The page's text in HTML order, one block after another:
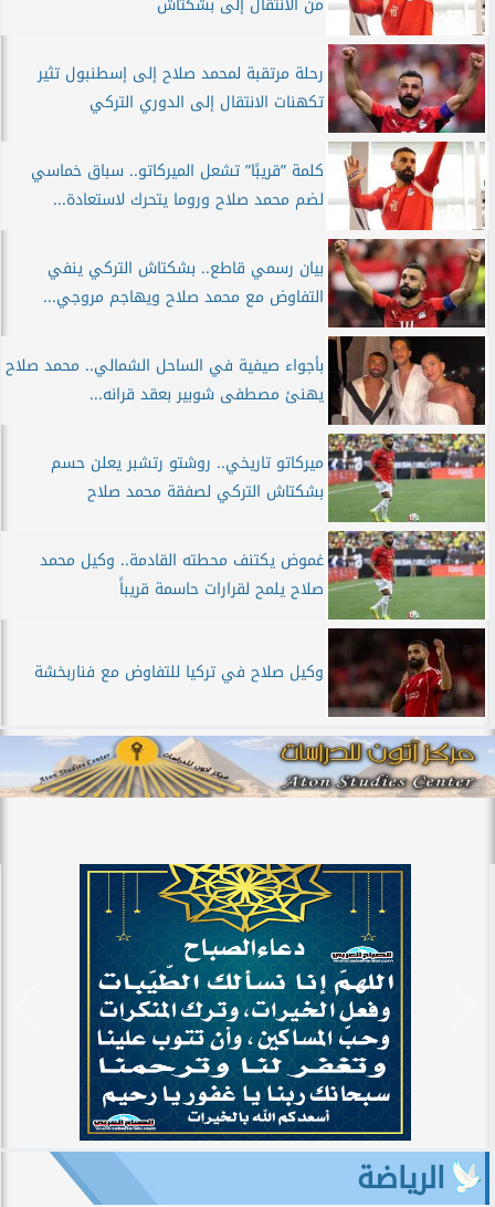
رحلة مرتقبة لمحمد صلاح إلى إسطنبول تثير
تكهنات الانتقال إلى الدوري التركي
كلمة ”قريبًا” تشعل الميركاتو.. سباق خماسي
لضم محمد صلاح وروما يتحرك لاستعادة...
بيان رسمي قاطع.. بشكتاش التركي ينفي
التفاوض مع محمد صلاح ويهاجم مروجي...
بأجواء صيفية في الساحل الشمالي.. محمد صلاح
يهنئ مصطفى شوبير بعقد قرانه...
ميركاتو تاريخي.. روشتو رتشبر يعلن حسم
بشكتاش التركي لصفقة محمد صلاح
غموض يكتنف محطته القادمة.. وكيل محمد
صلاح يلمح لقرارات حاسمة قريباً
وكيل صلاح في تركيا للتفاوض مع فناربخشة
الرياضة